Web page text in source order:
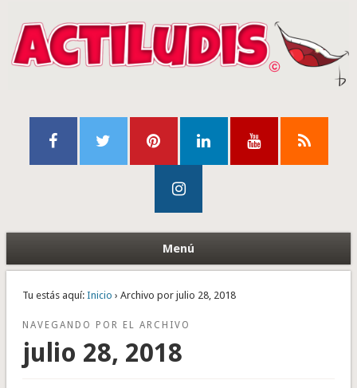
Menú
Tu estás aquí: Inicio › Archivo por julio 28, 2018
NAVEGANDO POR EL ARCHIVO
julio 28, 2018